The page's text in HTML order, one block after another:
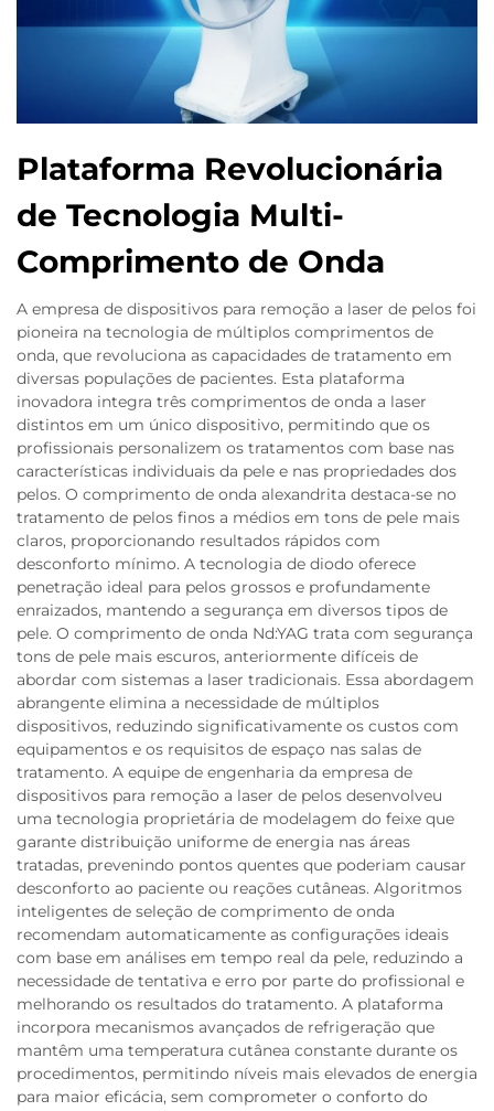
Plataforma Revolucionária
de Tecnologia Multi-
Comprimento de Onda
A empresa de dispositivos para remoção a laser de pelos foi
pioneira na tecnologia de múltiplos comprimentos de
onda, que revoluciona as capacidades de tratamento em
diversas populações de pacientes. Esta plataforma
inovadora integra três comprimentos de onda a laser
distintos em um único dispositivo, permitindo que os
profissionais personalizem os tratamentos com base nas
características individuais da pele e nas propriedades dos
pelos. O comprimento de onda alexandrita destaca-se no
tratamento de pelos finos a médios em tons de pele mais
claros, proporcionando resultados rápidos com
desconforto mínimo. A tecnologia de diodo oferece
penetração ideal para pelos grossos e profundamente
enraizados, mantendo a segurança em diversos tipos de
pele. O comprimento de onda Nd:YAG trata com segurança
tons de pele mais escuros, anteriormente difíceis de
abordar com sistemas a laser tradicionais. Essa abordagem
abrangente elimina a necessidade de múltiplos
dispositivos, reduzindo significativamente os custos com
equipamentos e os requisitos de espaço nas salas de
tratamento. A equipe de engenharia da empresa de
dispositivos para remoção a laser de pelos desenvolveu
uma tecnologia proprietária de modelagem do feixe que
garante distribuição uniforme de energia nas áreas
tratadas, prevenindo pontos quentes que poderiam causar
desconforto ao paciente ou reações cutâneas. Algoritmos
inteligentes de seleção de comprimento de onda
recomendam automaticamente as configurações ideais
com base em análises em tempo real da pele, reduzindo a
necessidade de tentativa e erro por parte do profissional e
melhorando os resultados do tratamento. A plataforma
incorpora mecanismos avançados de refrigeração que
mantêm uma temperatura cutânea constante durante os
procedimentos, permitindo níveis mais elevados de energia
para maior eficácia, sem comprometer o conforto do